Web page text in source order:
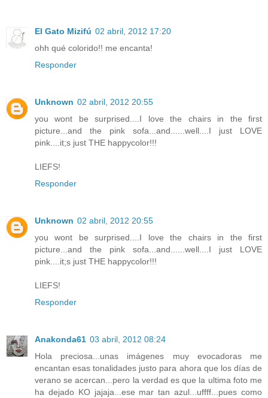
El Gato Mizifú 02 abril, 2012 17:20
ohh qué colorido!! me encanta!
Responder
Unknown 02 abril, 2012 20:55
you wont be surprised....I love the chairs in the first
picture...and the pink sofa...and......well....I just LOVE
pink....it;s just THE happycolor!!!
LIEFS!
Responder
Unknown 02 abril, 2012 20:55
you wont be surprised....I love the chairs in the first
picture...and the pink sofa...and......well....I just LOVE
pink....it;s just THE happycolor!!!
LIEFS!
Responder
Anakonda61 03 abril, 2012 08:24
Hola preciosa...unas imágenes muy evocadoras me
encantan esas tonalidades justo para ahora que los días de
verano se acercan...pero la verdad es que la ultima foto me
ha dejado KO jajaja...ese mar tan azul...uffff...pues como